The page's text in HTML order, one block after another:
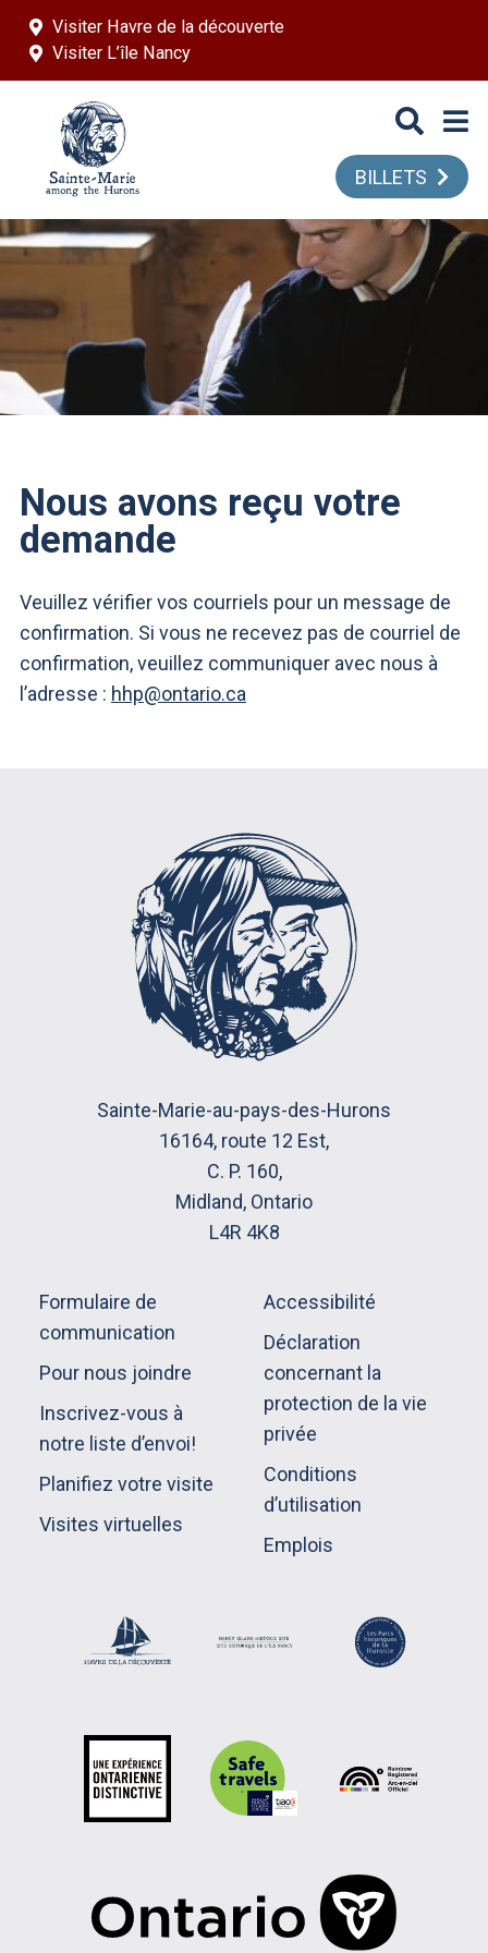
Visiter Havre de la découverte
Visiter L’île Nancy
BILLETS
Nous avons reçu votre
demande
Veuillez vérifier vos courriels pour un message de
confirmation. Si vous ne recevez pas de courriel de
confirmation, veuillez communiquer avec nous à
l’adresse : hhp@ontario.ca
Sainte-Marie-au-pays-des-Hurons
16164, route 12 Est,
C. P. 160,
Midland, Ontario
L4R 4K8
Formulaire de
communication
Pour nous joindre
Inscrivez-vous à
notre liste d’envoi!
Planifiez votre visite
Visites virtuelles
Accessibilité
Déclaration
concernant la
protection de la vie
privée
Conditions
d’utilisation
Emplois